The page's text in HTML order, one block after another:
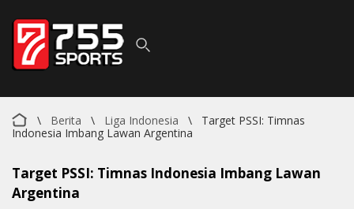
\ Berita \ Liga Indonesia \
Target PSSI: Timnas
Indonesia Imbang Lawan Argentina
Target PSSI: Timnas Indonesia Imbang Lawan
Argentina